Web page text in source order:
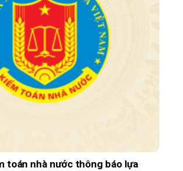
toán nhà nước thông báo lựa